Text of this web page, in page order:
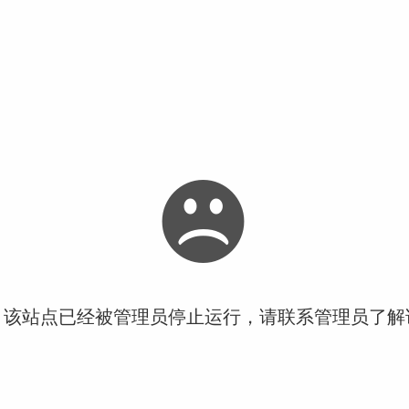
站点已经被管理员停止运行，请联系管理员了